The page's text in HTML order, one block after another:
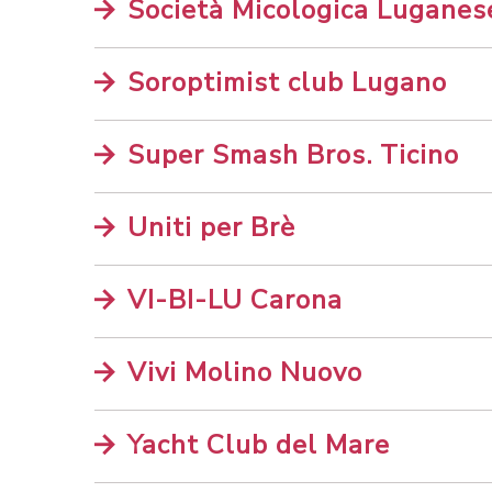
Società Micologica
Soroptimist club Lugano
Super Smash Bros. Ticino
Uniti per Brè
VI-BI-LU Carona
Vivi Molino Nuovo
Yacht Club del Mare